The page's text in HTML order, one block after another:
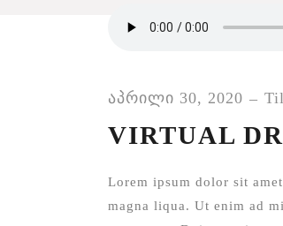
აპრილი 30, 2020
VIRTUAL
Lorem ipsum dolor sit
magna liqua. Ut enim ad